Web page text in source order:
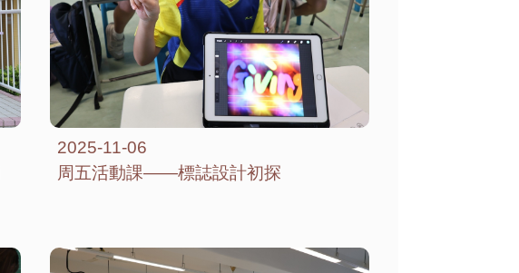
2025-11-06
周五活動課——標誌設計初探